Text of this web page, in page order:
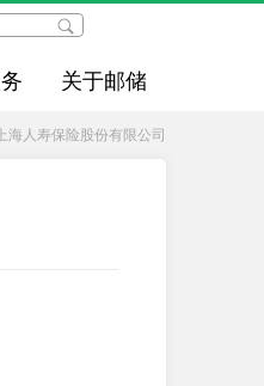
关于邮储
上海人寿保险股份有限公司